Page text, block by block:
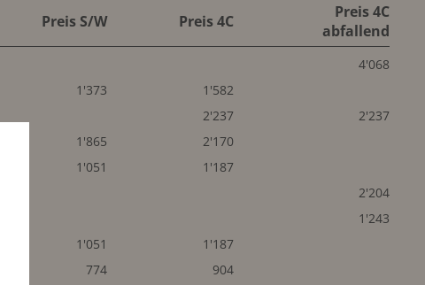
Preis S/W Preis 4C
Preis 4C
abfallend
4'068
1'373
1'582
2'237
2'237
1'865
2'170
1'051
1'187
2'204
1'243
1'051
1'187
774
904